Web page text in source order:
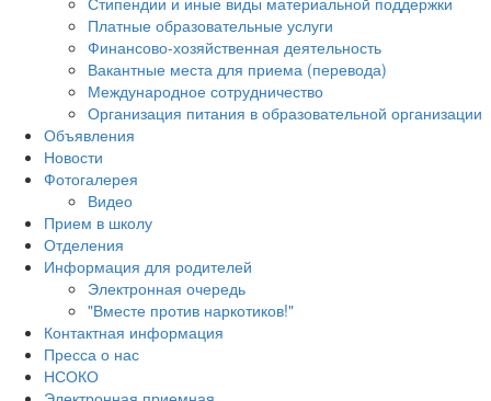
Платные образовательные услуги
Финансово-хозяйственная деятельность
Вакантные места для приема (перевода)
Международное сотрудничество
Организация питания в образовательной организации
Объявления
Новости
Фотогалерея
Видео
Прием в школу
Отделения
Информация для родителей
Электронная очередь
"Вместе против наркотиков!"
Контактная информация
Пресса о нас
НСОКО